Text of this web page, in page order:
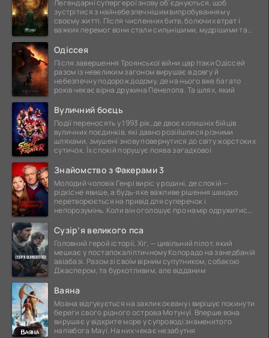
Легендарні супергерої знову об'єднуються, щоб
зустрітися з найнебезпечнішим випробуванням у
своєму житті. Після численних битв, болючих втрат і
важких перемог вони стали сильнішими, мудрішими та
Одіссея
Після завершення Троянської війни цар Ітаки Одіссей
разом із невеликим загоном вирушає в довгу й
небезпечну подорож додому, де на нього вже багато
років чекає вірна дружина Пенелопа. Та шлях, який
Вуличний боєць
Події переносять у 1993 рік, де двоє колишніх бійців
вуличних поєдинків, які давно розійшлися різними
шляхами, змушені знову повернутися до світу жорстоких
сутичок. Їх спокій порушує поява загадкової
Знайомство з Факерами 3
Молодий чоловік Генрі виріс у родині, де спокій —
рідкісне явище, а будь-яке важливе рішення швидко
перетворюється на привід для суперечок і
непорозумінь. Коли він оголошує про намір одружитися,
Сузір’я великого пса
Головний герой історії, Хіг, — цивільний пілот, який
мешкає у постапокаліптичному Колорадо на занедбаній
авіабазі. Разом зі своїм вірним супутником, собакою
Джаспером, та буркотливим, але відданим
Ваяна
Моана відгукується на заклик океану і вирішує покинути
береги свого рідного острова Мотунуї. Вперше вона
вирушає у відкрите море у супроводі знаменитого
напівбога Мауї. На них чекає незабутня